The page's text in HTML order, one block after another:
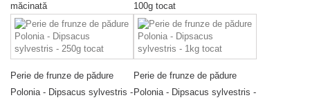
măcinată
100g tocat
Perie de frunze de pădure
Polonia - Dipsacus sylvestris -
Perie de frunze de pădure
Polonia - Dipsacus sylvestris -